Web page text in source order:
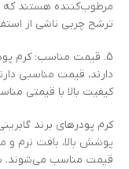
مرطوب‌کننده هستند
ترشح چربی ناشی از
5. قیمت مناسب: کرم
دارند، قیمت مناسبی
کیفیت بالا با قیمتی
کرم پودرهای برند
پوشش بالا، بافت نرم و
قیمت مناسب می‌شوند. با